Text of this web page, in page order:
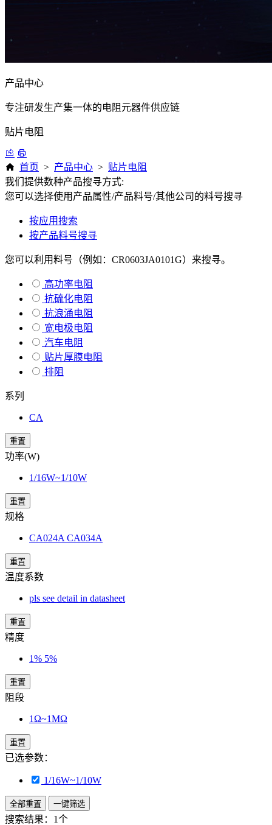
产品中心
专注研发生产集一体的电阻元器件供应链
贴片电阻
首页 > 产品中心 > 贴片电阻
我们提供数种产品搜寻方式:
您可以选择使用产品属性/产品料号/其他公司的料号搜寻
按应用搜索
按产品料号搜寻
您可以利用料号（例如：CR0603JA0101G）来搜寻。
高功率电阻
抗硫化电阻
抗浪涌电阻
宽电极电阻
汽车电阻
贴片厚膜电阻
排阻
系列
CA
重置
功率(W)
1/16W~1/10W
重置
规格
CA024A CA034A
重置
温度系数
pls see detail in datasheet
重置
精度
1% 5%
重置
阻段
1Ω~1MΩ
重置
已选参数：
1/16W~1/10W
全部重置 一键筛选
搜索结果： 1个